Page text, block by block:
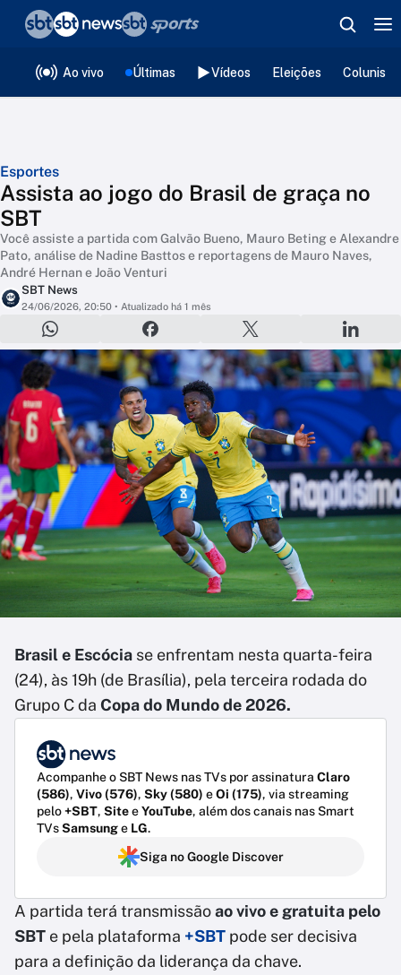
Ao vivo Últimas Vídeos Eleições
Esportes
Assista ao jogo do Brasil de graça no
SBT
Você assiste a partida com Galvão Bueno, Mauro Beting e Alexandre
Pato, análise de Nadine Basttos e reportagens de Mauro Naves,
André Hernan e João Venturi
SBT News
24/06/2026, 20:50 • Atualizado há 1 mês
Brasil e Escócia se enfrentam nesta quarta-feira
(24), às 19h (de Brasília), pela terceira rodada do
Grupo C da Copa do Mundo de 2026.
Acompanhe o SBT News nas TVs por assinatura Claro
(586), Vivo (576), Sky (580) eOi (175), via streaming
pelo+SBT, SiteeYouTube, além dos canais nas Smart
TVsSamsunge LG.
Siga no Google Discover
A partida terá transmissãoao vivo e gratuita pelo
SBT e pela plataforma +SBT pode ser decisiva
para a definição da liderança da chave.
❮voltar
Editorias